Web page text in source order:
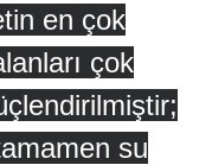
en çok
çok
su